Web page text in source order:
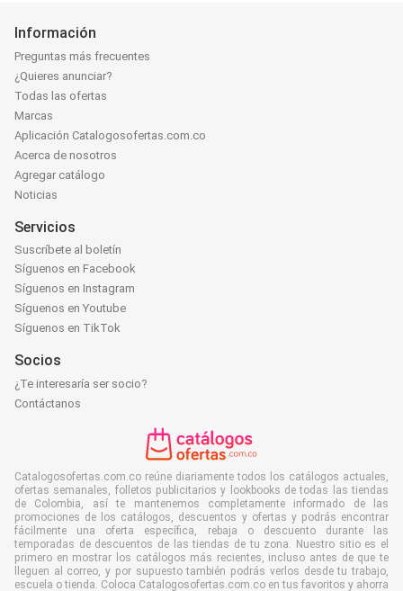
Información
Preguntas más frecuentes
¿Quieres anunciar?
Todas las ofertas
Marcas
Aplicación Catalogosofertas.com.co
Acerca de nosotros
Agregar catálogo
Noticias
Servicios
Suscríbete al boletín
Síguenos en Facebook
Síguenos en Instagram
Síguenos en Youtube
Síguenos en TikTok
Socios
¿Te interesaría ser socio?
Contáctanos
Catalogosofertas.com.co reúne diariamente todos los catálogos actuales,
ofertas semanales, folletos publicitarios y lookbooks de todas las tiendas
de Colombia, así te mantenemos completamente informado de las
promociones de los catálogos, descuentos y ofertas y podrás encontrar
fácilmente una oferta específica, rebaja o descuento durante las
temporadas de descuentos de las tiendas de tu zona. Nuestro sitio es el
primero en mostrar los catálogos más recientes, incluso antes de que te
lleguen al correo, y por supuesto también podrás verlos desde tu trabajo,
escuela o tienda. Coloca Catalogosofertas.com.co en tus favoritos y ahorra